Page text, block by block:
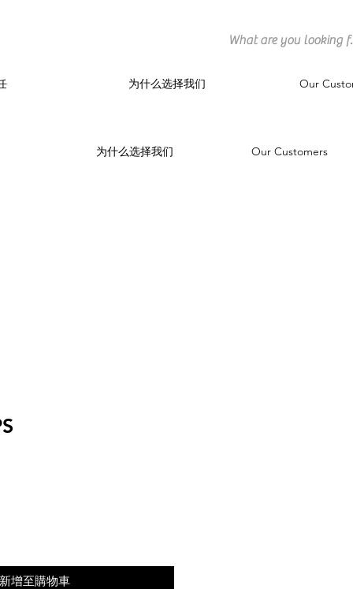
为什么选择我们 Our Customers
为什么选择我们 Our
新增至購物車